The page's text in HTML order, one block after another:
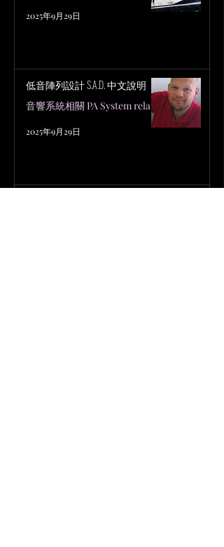
2025年9月29日
低音陣列設計 S.A.D. 中文說明
音響系統相關 PA System related
2025年9月29日